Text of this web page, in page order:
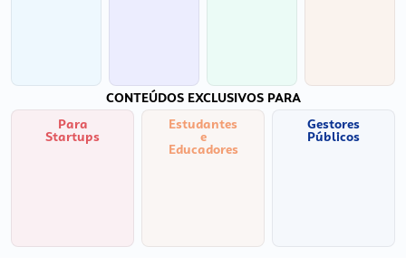
CONTEÚDOS EXCLUSIVOS PARA
Para
Startups
Estudantes
e
Educadores
Gestores
Públicos